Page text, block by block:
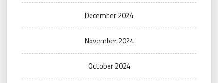
December 2024
November 2024
October 2024